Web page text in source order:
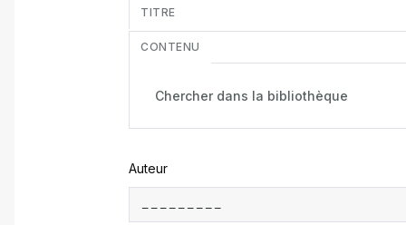
TITRE
CONTENU
Auteur